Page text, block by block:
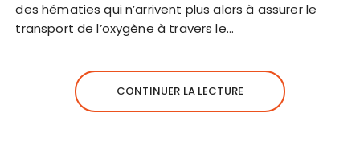
des hématies qui n’arrivent plus alors à assurer le
transport de l’oxygène à travers le…
CONTINUER LA LECTURE